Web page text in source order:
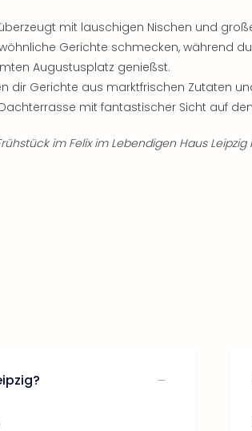
mit lauschigen Nischen und
Gerichte schmecken, während
Augustusplatz genießst.
dir Gerichte aus marktfrischen Zutaten
mit fantastischer Sicht auf
im Felix im Lebendigen Haus Leipzig